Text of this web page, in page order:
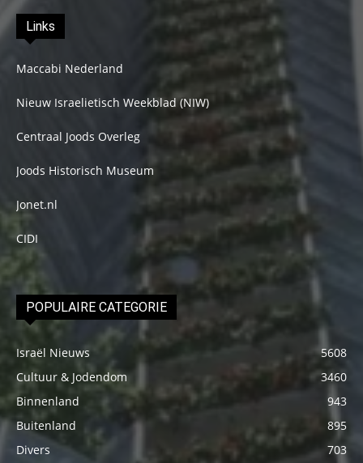
Links
Maccabi Nederland
Nieuw Israelietisch Weekblad (NIW)
Centraal Joods Overleg
Joods Historisch Museum
Jonet.nl
CIDI
POPULAIRE CATEGORIE
Israël Nieuws
5608
Cultuur & Jodendom
3460
Binnenland
943
Buitenland
895
Divers
703